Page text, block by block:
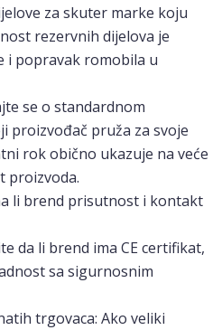
za skuter marke koju
rezervnih dijelova je
i popravak romobila u
se o standardnom
proizvođač pruža za svoje
rok obično ukazuje na veće
proizvoda.
li brend prisutnost i kontakt
da li brend ima CE certifikat,
sa sigurnosnim
trgovaca: Ako veliki